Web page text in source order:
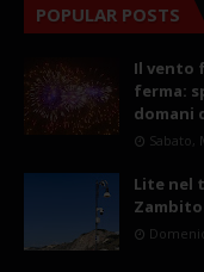
POPULAR POSTS
Il vento
ferma:
domani
Sabato,
Lite nel